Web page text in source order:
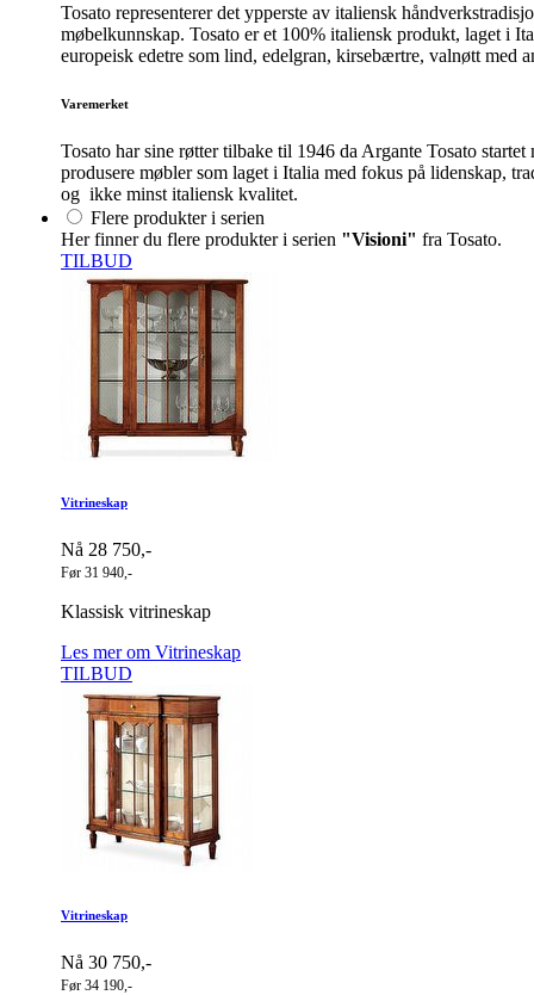
Tosato representerer det ypperste av italiensk
møbelkunnskap. Tosato er et 100% italiensk produkt, laget i
europeisk edetre som lind, edelgran, kirsebærtre, valnøtt med
Varemerket
Tosato har sine røtter tilbake til 1946 da Argante Tosato
produsere møbler som laget i Italia med fokus på lidenskap,
og ikke minst italiensk kvalitet.
Flere produkter i serien
Her finner du flere produkter i serien "Visioni" fra Tosato.
TILBUD
Vitrineskap
Nå 28 750,-
Før 31 940,-
Klassisk vitrineskap
Les mer om Vitrineskap
TILBUD
Vitrineskap
Nå 30 750,-
Før 34 190,-